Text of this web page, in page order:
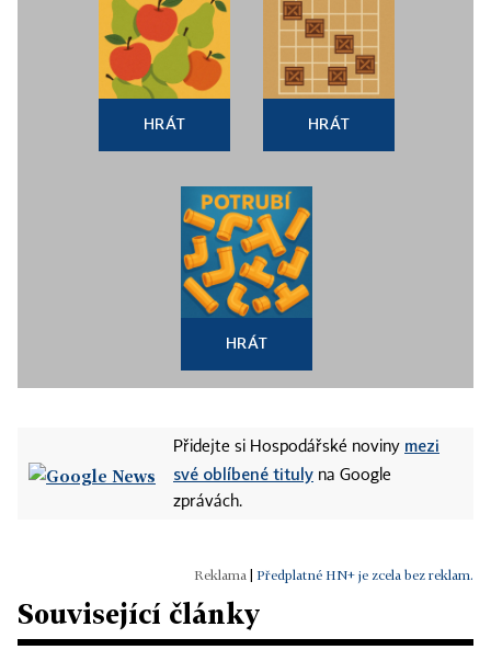
HRÁT HRÁT
HRÁT
Přidejte si Hospodářské noviny mezi
své oblíbené tituly na Google
zprávách.
Předplatné HN+ je zcela bez reklam.
Související články